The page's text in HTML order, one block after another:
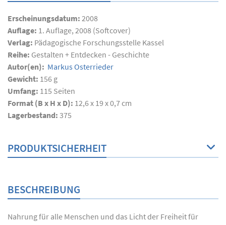
Erscheinungsdatum: 2008
Auflage: 1. Auflage, 2008 (Softcover)
Verlag: Pädagogische Forschungsstelle Kassel
Reihe: Gestalten + Entdecken - Geschichte
Autor(en): Markus Osterrieder
Gewicht: 156 g
Umfang: 115 Seiten
Format (B x H x D): 12,6 x 19 x 0,7 cm
Lagerbestand: 375
PRODUKTSICHERHEIT
BESCHREIBUNG
Nahrung für alle Menschen und das Licht der Freiheit für